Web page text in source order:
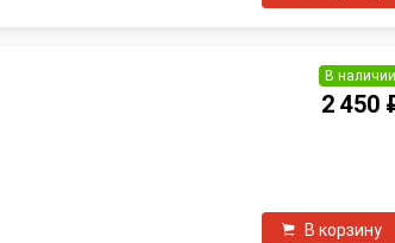
В наличии
2 450
В корзину